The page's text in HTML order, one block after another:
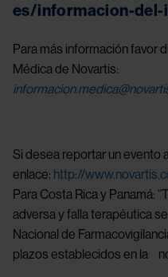
es/informacion-
Para más información favor
Médica de Novartis:
Si desea reportar un evento
enlace: http://
Para Costa Rica y Panamá:
adversa y falla terapéutica
Nacional de
plazos establecidos en la